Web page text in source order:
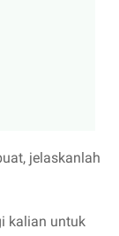
jelaskanlah
kalian untuk